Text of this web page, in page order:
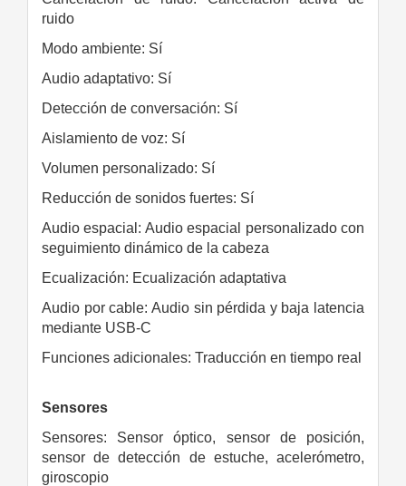
ruido
Modo ambiente: Sí
Audio adaptativo: Sí
Detección de conversación: Sí
Aislamiento de voz: Sí
Volumen personalizado: Sí
Reducción de sonidos fuertes: Sí
Audio espacial: Audio espacial personalizado con
seguimiento dinámico de la cabeza
Ecualización: Ecualización adaptativa
Audio por cable: Audio sin pérdida y baja latencia
mediante USB-C
Funciones adicionales: Traducción en tiempo real
Sensores
Sensores: Sensor óptico, sensor de posición,
sensor de detección de estuche, acelerómetro,
giroscopio